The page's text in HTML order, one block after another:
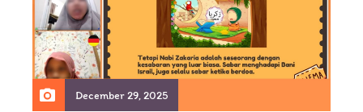
December 29, 2025